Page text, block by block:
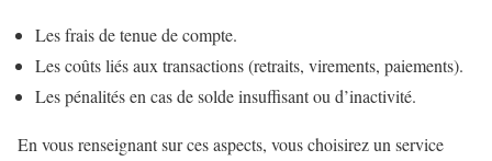
Les frais de tenue de compte.
Les coûts liés aux transactions (retraits, virements, paiements).
Les pénalités en cas de solde insuffisant ou d’inactivité.
En vous renseignant sur ces aspects, vous choisirez un service